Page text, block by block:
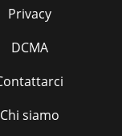
Privacy
DCMA
Chi siamo